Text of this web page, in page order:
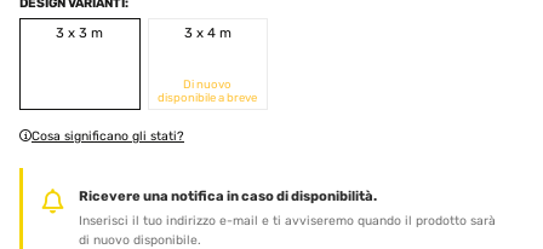
3 x 3 m
3 x 4 m
Di nuovo
disponibile a breve
Cosa significano gli stati?
Ricevere una notifica in caso di disponibilità.
Inserisci il tuo indirizzo e-mail e ti avviseremo quando il prodotto sarà
di nuovo disponibile.